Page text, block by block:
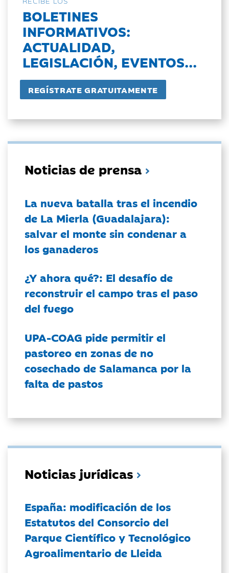
BOLETINES
INFORMATIVOS:
ACTUALIDAD,
LEGISLACIÓN, EVENTOS...
Noticias de prensa
La nueva batalla tras el incendio
de La Mierla (Guadalajara):
salvar el monte sin condenar a
los ganaderos
¿Y ahora qué?: El desafío de
reconstruir el campo tras el paso
del fuego
UPA-COAG pide permitir el
pastoreo en zonas de no
cosechado de Salamanca por la
falta de pastos
Noticias jurídicas
España: modificación de los
Estatutos del Consorcio del
Parque Científico y Tecnológico
Agroalimentario de Lleida